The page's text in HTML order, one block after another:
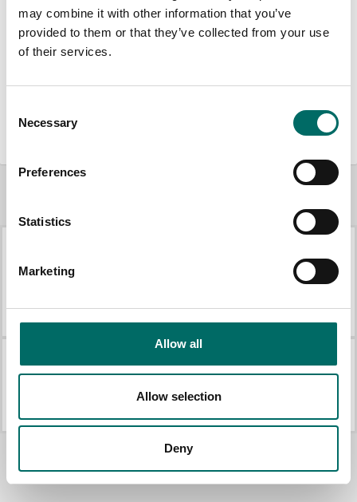
may combine it with other information that you’ve
provided to them or that they’ve collected from your use
of their services.
Selection
Necessary
Preferences
Statistics
Marketing
Allow all
Allow selection
Deny
1 st Phillipsmejsel PH2
1 st spårmejsel 6,5 x 150 mm
Hylsnyckelsats 1/2" + 1/4"mm 92 delar 120 teeth